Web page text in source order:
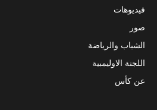
فيديوهات
صور
الشباب والرياضة
اللجنة الاوليمبية
عن كأس